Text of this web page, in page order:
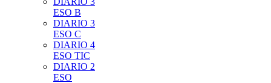
ESO B
DIARIO 3
ESO C
DIARIO 4
ESO TIC
DIARIO 2
ESO